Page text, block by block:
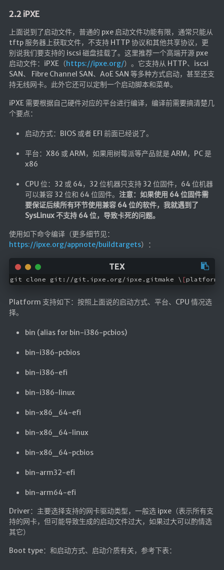
2.2 iPXE
上面说到了启动文件，普通的 pxe 启动文件功能有限，通常只能从
tftp 服务器上获取文件，不支持 HTTP 协议和其他共享协议，更
别说我们要支持的 iscsi 磁盘挂载了。这里推荐一个高端开源 pxe
启动文件：iPXE（https://ipxe.org/）。它支持从 HTTP、iscsi
SAN、 Fibre Channel SAN、AoE SAN 等多种方式启动，甚至还支
持无线网卡。此外它还可以定制一个启动脚本和菜单。
iPXE 需要根据自己硬件对应的平台进行编译，编译前需要搞清楚几
个要点：
启动方式：BIOS 或者 EFI 前面已经说了。
平台：X86 或 ARM，如果用树莓派等产品就是 ARM，PC 是
x86
CPU 位：32 或 64，32 位机器只支持 32 位固件，64 位机器
可以兼容 32 位和 64 位固件。 注意：如果使用 64 位固件需
要保证后续所有环节使用兼容 64 位的软件，我就遇到了
SysLinux 不支持 64 位，导致卡死的问题。
使用如下命令编译（更多细节见：
https://ipxe.org/appnote/buildtargets）：
git clone git://git.ipxe.org/ipxe.gitmake \ [platform
Platform 支持如下：按照上面说的启动方式、平台、CPU 情况选
择。
bin (alias for bin-i386-pcbios)
bin-i386-pcbios
bin-i386-efi
bin-i386-linux
bin-x86_64-efi
bin-x86_64-linux
bin-x86_64-pcbios
bin-arm32-efi
bin-arm64-efi
Driver：主要选择支持的网卡驱动类型，一般选 ipxe（表示所有支
持的网卡，但可能导致生成的启动文件过大，如果过大可以酌情选
其它）
Boot type：和启动方式、启动介质有关，参考下表：
背景连线动画
蜂巢背景特效
电流变形效果
夜色折现效果
技术
文章
🎅登录
隐私政策
仓库
音乐解析 半成品